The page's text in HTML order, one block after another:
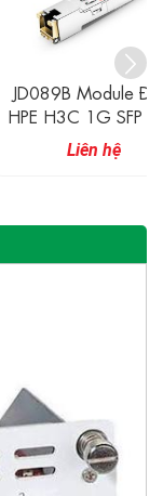
Module Đồng
1G SFP RJ45
100M